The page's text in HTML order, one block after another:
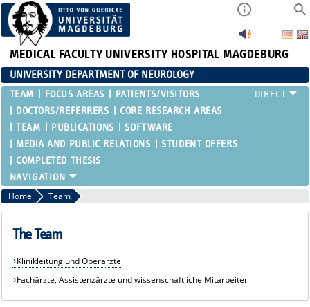
MEDICAL FACULTY UNIVERSITY HOSPITAL MAGDEBURG
UNIVERSITY DEPARTMENT OF NEUROLOGY
TEAM FOCUS AREAS
PATIENTS/VISITORS
DOCTORS/REFERRERS
CORE RESEARCH AREAS
TEAM
PUBLICATIONS
SOFTWARE
MEDIA AND PUBLIC RELATIONS
STUDENT OFFERS
COMPLETED THESIS
Home Team
The Team
Klinikleitung und Oberärzte
Fachärzte, Assistenzärzte und wissenschaftliche Mitarbeiter